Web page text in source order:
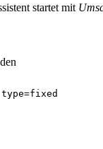
startet mit